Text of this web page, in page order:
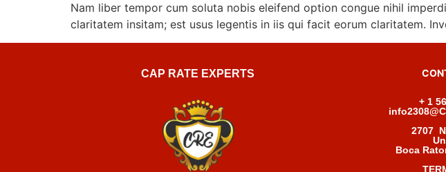
Nam liber tempor cum soluta nobis eleifend option congue nihil
claritatem insitam; est usus legentis in iis qui facit eorum claritatem.
CAP RATE EXPERTS
+ 1
2707
Boca